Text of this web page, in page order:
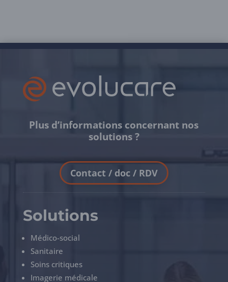
Plus d’informations concernant nos
solutions ?
Contact / doc / RDV
Solutions
Médico-social
Sanitaire
Soins critiques
Imagerie médicale